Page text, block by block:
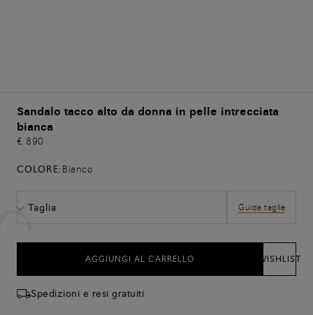
Sandalo tacco alto da donna in pelle intrecciata
bianca
€ 890
COLORE:Bianco
Taglia Guida taglie
AGGIUNGI AL CARRELLO WISHLIST
Spedizioni e resi gratuiti